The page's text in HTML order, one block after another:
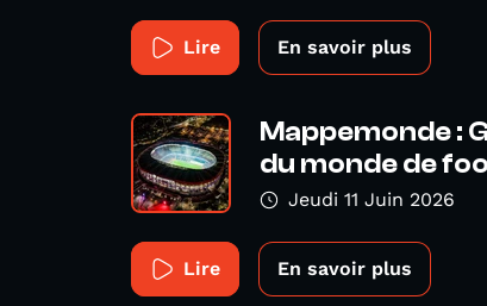
Lire En savoir plus
Mappemonde :
du monde de
Jeudi 11 Juin 2026
Lire En savoir plus